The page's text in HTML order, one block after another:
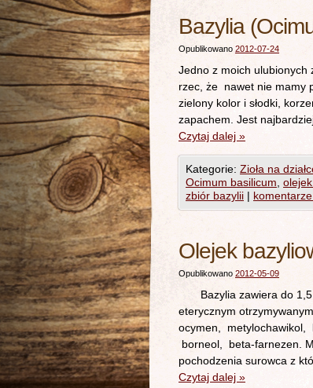
Bazylia
Opublikowano 2012-07-24
Jedno z moich ulubionych
rzec, że nawet nie
zielony kolor i słodki,
zapachem. Jest
Czytaj dalej »
Kategorie: Zioła na
Ocimum basilicum
zbiór bazylii |
Olejek
Opublikowano 2012-05-09
Bazylia zawiera do 1,5
eterycznym
ocymen,
borneol, beta-farnezen.
pochodzenia surowca z
Czytaj dalej »